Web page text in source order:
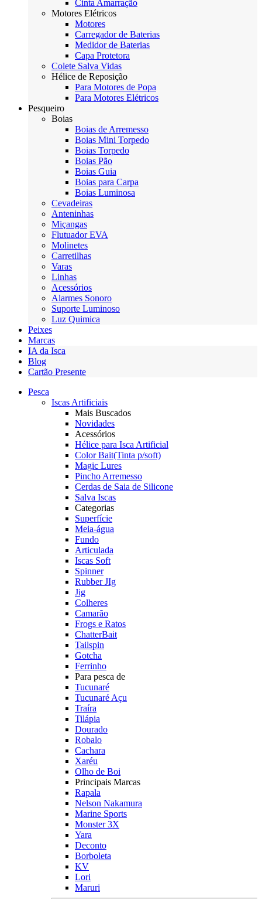
Cinta Amarração
Motores Elétricos
Motores
Carregador de Baterias
Medidor de Baterias
Capa Protetora
Colete Salva Vidas
Hélice de Reposição
Para Motores de Popa
Para Motores Elétricos
Pesqueiro
Boias
Boias de Arremesso
Boias Mini Torpedo
Boias Torpedo
Boias Pão
Boias Guia
Boias para Carpa
Boias Luminosa
Cevadeiras
Anteninhas
Miçangas
Flutuador EVA
Molinetes
Carretilhas
Varas
Linhas
Acessórios
Alarmes Sonoro
Suporte Luminoso
Luz Quimica
Peixes
Marcas
IA da Isca
Blog
Cartão Presente
Pesca
Iscas Artificiais
Mais Buscados
Novidades
Acessórios
Hélice para Isca Artificial
Color Bait(Tinta p/soft)
Magic Lures
Pincho Arremesso
Cerdas de Saia de Silicone
Salva Iscas
Categorias
Superfície
Meia-água
Fundo
Articulada
Iscas Soft
Spinner
Rubber JIg
Jig
Colheres
Camarão
Frogs e Ratos
ChatterBait
Tailspin
Gotcha
Ferrinho
Para pesca de
Tucunaré
Tucunaré Açu
Traíra
Tilápia
Dourado
Robalo
Cachara
Xaréu
Olho de Boi
Principais Marcas
Rapala
Nelson Nakamura
Marine Sports
Monster 3X
Yara
Deconto
Borboleta
KV
Lori
Maruri